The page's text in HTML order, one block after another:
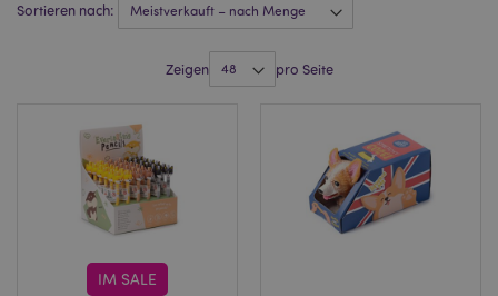
Sortieren nach:
Zeigen pro Seite
IM SALE